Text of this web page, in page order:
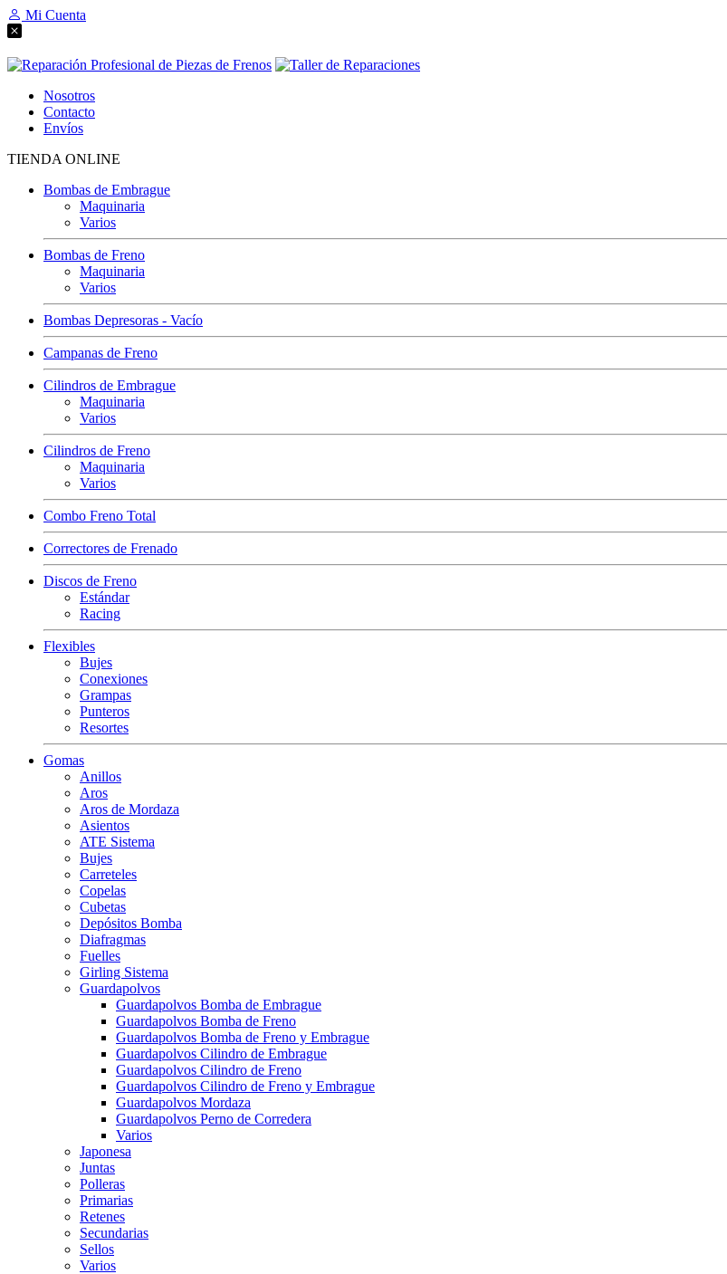
Mi Cuenta
Nosotros
Contacto
Envíos
TIENDA ONLINE
Bombas de Embrague
Maquinaria
Varios
Bombas de Freno
Maquinaria
Varios
Bombas Depresoras - Vacío
Campanas de Freno
Cilindros de Embrague
Maquinaria
Varios
Cilindros de Freno
Maquinaria
Varios
Combo Freno Total
Correctores de Frenado
Discos de Freno
Estándar
Racing
Flexibles
Bujes
Conexiones
Grampas
Punteros
Resortes
Gomas
Anillos
Aros
Aros de Mordaza
Asientos
ATE Sistema
Bujes
Carreteles
Copelas
Cubetas
Depósitos Bomba
Diafragmas
Fuelles
Girling Sistema
Guardapolvos
Guardapolvos Bomba de Embrague
Guardapolvos Bomba de Freno
Guardapolvos Bomba de Freno y Embrague
Guardapolvos Cilindro de Embrague
Guardapolvos Cilindro de Freno
Guardapolvos Cilindro de Freno y Embrague
Guardapolvos Mordaza
Guardapolvos Perno de Corredera
Varios
Japonesa
Juntas
Polleras
Primarias
Retenes
Secundarias
Sellos
Varios